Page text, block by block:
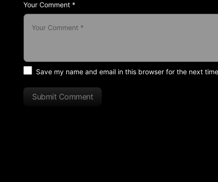
Your Comment *
Save my name and email in this browser for the next
Submit Comment